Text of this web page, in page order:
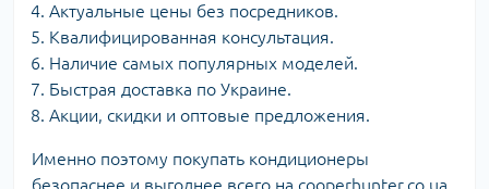
Актуальные цены без посредников.
Квалифицированная консультация.
Наличие самых популярных моделей.
Быстрая доставка по Украине.
Акции, скидки и оптовые предложения.
Именно поэтому покупать кондиционеры
безопаснее и выгоднее всего на cooperhunter.co.ua